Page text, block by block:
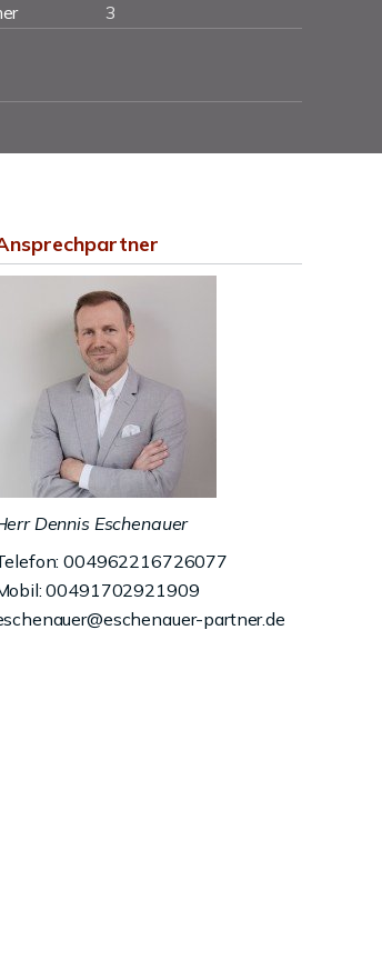
3
Dennis Eschenauer
004962216726077
00491702921909
partner.de